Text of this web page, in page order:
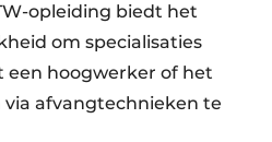
opleiding biedt het
om specialisaties
hoogwerker of het
afvangtechnieken te